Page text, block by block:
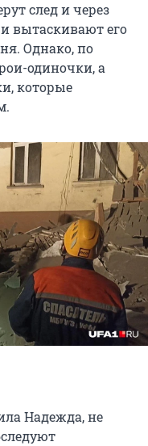
след и через
вытаскивают его
Однако, по
одиночки, а
которые
Надежда, не